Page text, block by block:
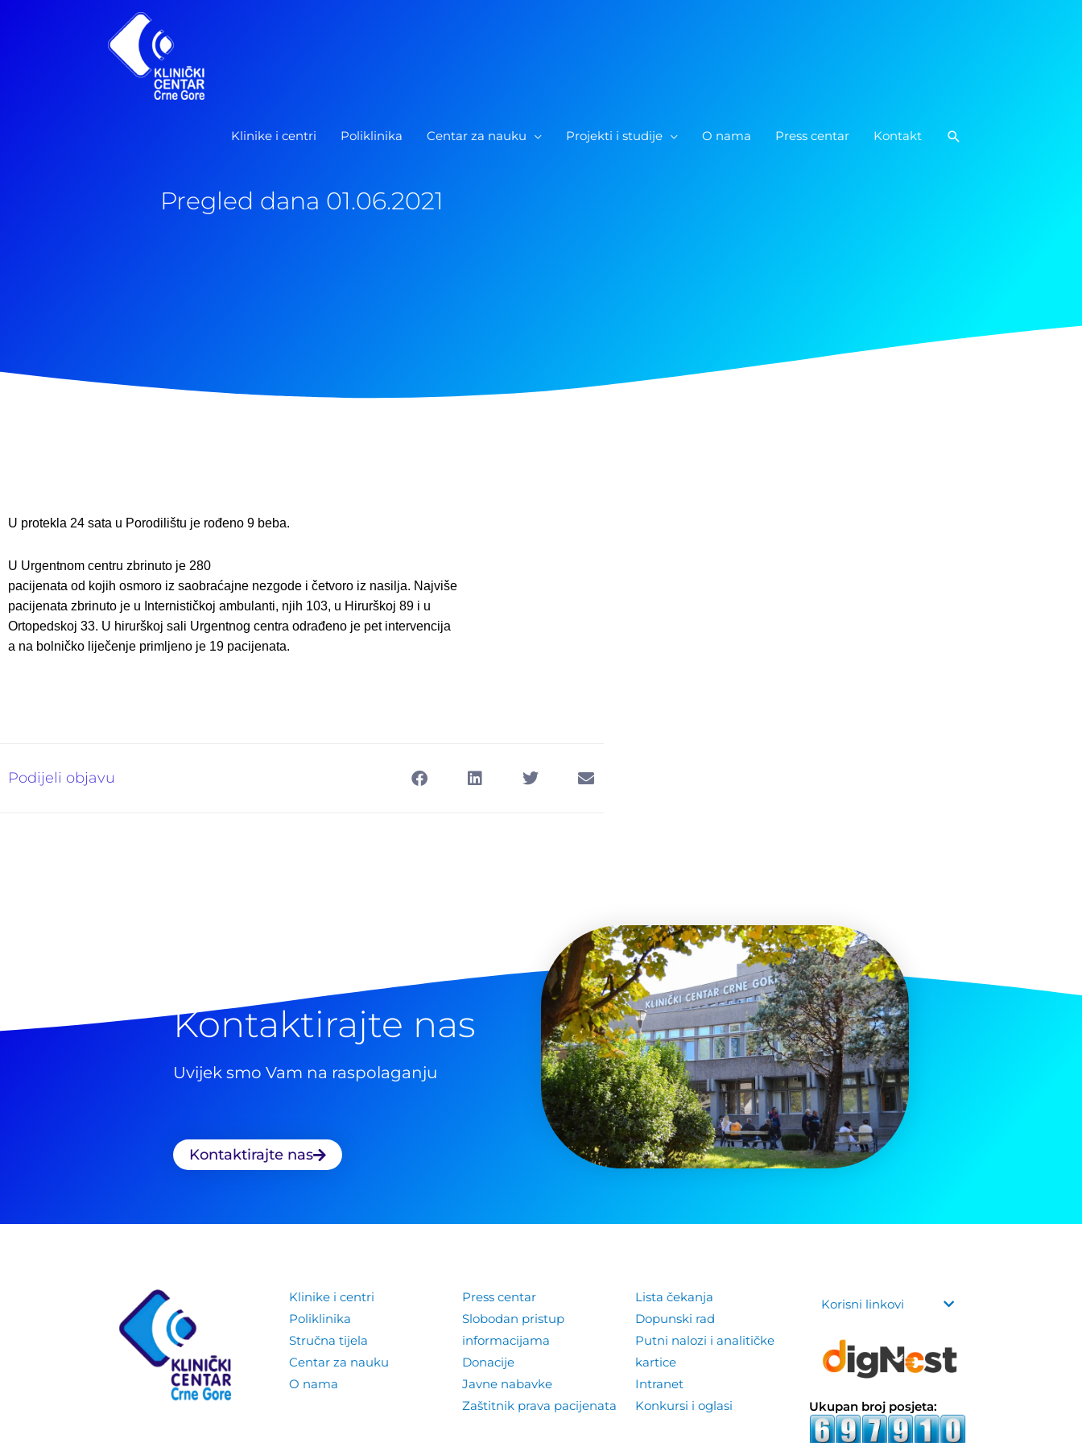
Klinike i centri Poliklinika Centar za nauku Projekti i studije O nama Press centar Kontakt Pretraga
Pregled dana 01.06.2021
U protekla 24 sata u Porodilištu je rođeno 9 beba.
U Urgentnom centru zbrinuto je 280
pacijenata od kojih osmoro iz saobraćajne nezgode i četvoro iz nasilja. Najviše
pacijenata zbrinuto je u Internističkoj ambulanti, njih 103, u Hirurškoj 89 i u
Ortopedskoj 33. U hirurškoj sali Urgentnog centra odrađeno je pet intervencija
a na bolničko liječenje primljeno je 19 pacijenata.
Podijeli objavu
Kontaktirajte nas
Uvijek smo Vam na raspolaganju
Kontaktirajte nas
Klinike i centri
Poliklinika
Stručna tijela
Centar za nauku
O nama
Press centar
Slobodan pristup
informacijama
Donacije
Javne nabavke
Zaštitnik prava pacijenata
Lista čekanja
Dopunski rad
Putni nalozi i analitičke
kartice
Intranet
Konkursi i oglasi
Korisni linkovi
Ukupan broj posjeta: